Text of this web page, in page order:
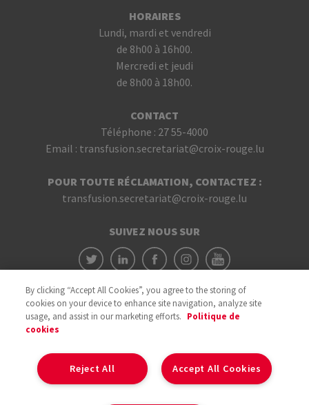
HORAIRES
Lundi, mardi et vendredi
de 8h00 à 16h00.
Mercredi et jeudi
de 8h00 à 18h00.
CONTACT
Téléphone : 27 55-4000
Email : transfusion.secretariat@croix-rouge.lu
POUR TOUTE RÉCLAMATION, CONTACTEZ :
transfusion.secretariat@croix-rouge.lu
SUIVEZ NOUS SUR
By clicking “Accept All Cookies”, you agree to the storing of
cookies on your device to enhance site navigation, analyze site
usage, and assist in our marketing efforts. Politique de
cookies
Accept All Cookies
Reject All